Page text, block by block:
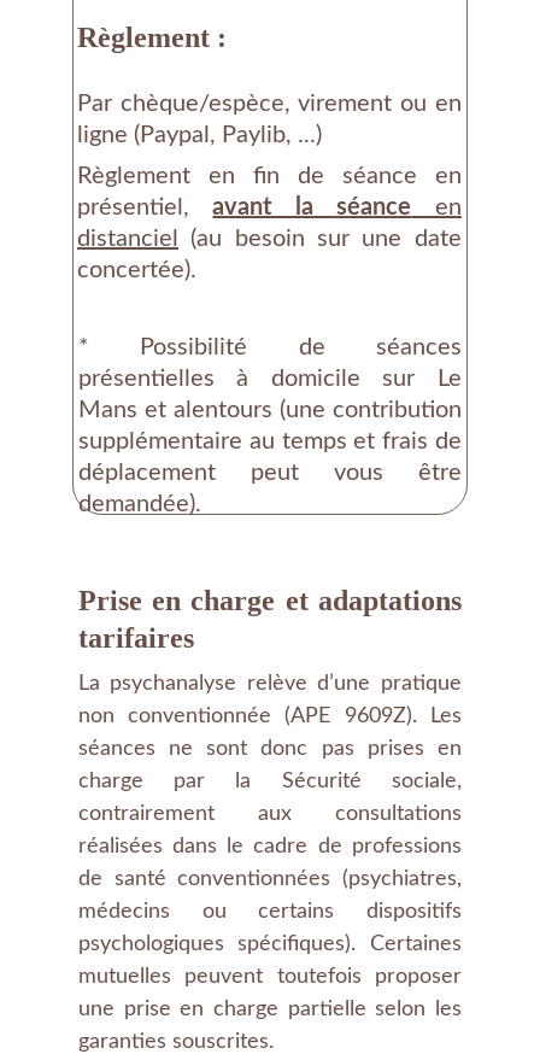
Règlement :
Par chèque/espèce, virement ou en
ligne (Paypal, Paylib, ...)
Règlement en fin de séance en
présentiel,avant la séance en
distanciel
(au besoin sur une date
concertée).
* Possibilité de séances
présentielles à domicile sur Le
Mans et alentours (une contribution
supplémentaire au temps et frais de
déplacement peut vous être
demandée).
Prise en charge et adaptations
tarifaires
La psychanalyse relève d’une pratique
non conventionnée (APE 9609Z). Les
séances ne sont donc pas prises en
charge par la Sécurité sociale,
contrairement aux consultations
réalisées dans le cadre de professions
de santé conventionnées (psychiatres,
médecins ou certains dispositifs
psychologiques spécifiques). Certaines
mutuelles peuvent toutefois proposer
une prise en charge partielle selon les
garanties souscrites.